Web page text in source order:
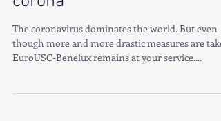
corona
The coronavirus dominates the world. But even
though more and more drastic measures are